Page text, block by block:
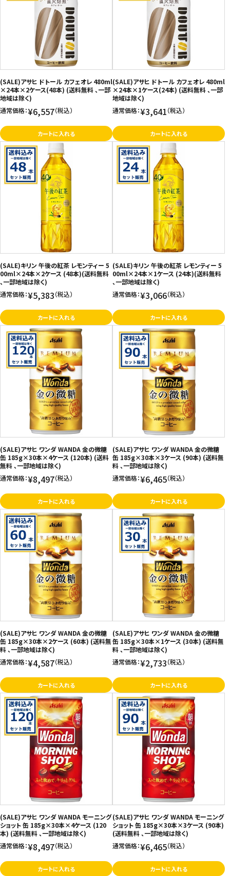
(SALE)アサヒ ドトール カフェオレ 480ml
×24本×2ケース(48本) (送料無料 、一部
地域は除く)
通常価格：¥6,557（税込）
カートに入れる
(SALE)アサヒ ドトール カフェオレ 480ml
×24本×1ケース(24本) (送料無料 、一部
地域は除く)
通常価格：¥3,641（税込）
カートに入れる
(SALE)キリン 午後の紅茶 レモンティー 5
00ml×24本×2ケース (48本)(送料無料
、一部地域は除く)
通常価格：¥5,383（税込）
カートに入れる
(SALE)キリン 午後の紅茶 レモンティー 5
00ml×24本×1ケース (24本)(送料無料
、一部地域は除く)
通常価格：¥3,066（税込）
カートに入れる
(SALE)アサヒ ワンダ WANDA 金の微糖
缶 185g×30本×4ケース (120本) (送料
無料 、一部地域は除く)
通常価格：¥8,497（税込）
カートに入れる
(SALE)アサヒ ワンダ WANDA 金の微糖
缶 185g×30本×3ケース (90本) (送料無
料 、一部地域は除く)
通常価格：¥6,465（税込）
カートに入れる
(SALE)アサヒ ワンダ WANDA 金の微糖
缶 185g×30本×2ケース (60本) (送料無
料 、一部地域は除く)
通常価格：¥4,587（税込）
カートに入れる
(SALE)アサヒ ワンダ WANDA 金の微糖
缶 185g×30本×1ケース (30本) (送料無
料 、一部地域は除く)
通常価格：¥2,733（税込）
カートに入れる
(SALE)アサヒ ワンダ WANDA モーニング
ショット 缶 185g×30本×4ケース (120
本) (送料無料 、一部地域は除く)
通常価格：¥8,497（税込）
カートに入れる
(SALE)アサヒ ワンダ WANDA モーニング
ショット 缶 185g×30本×3ケース (90本)
(送料無料 、一部地域は除く)
通常価格：¥6,465（税込）
カートに入れる